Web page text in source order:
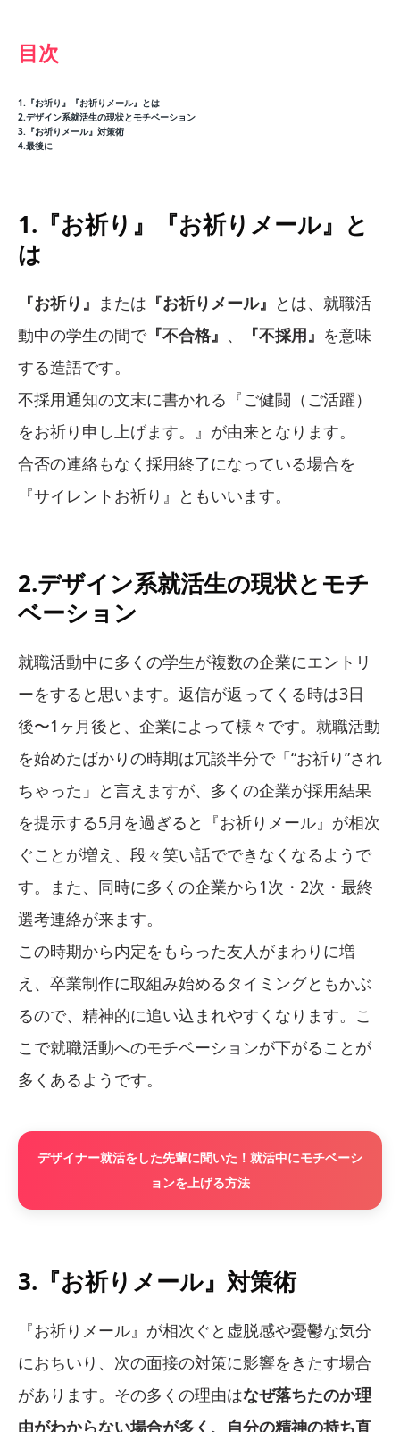
目次
1.『お祈り』『お祈りメール』とは
2.デザイン系就活生の現状とモチベーション
3.『お祈りメール』対策術
4.最後に
1.『お祈り』『お祈りメール』と
は
『お祈り』 または 『お祈りメール』 とは、就職活
動中の学生の間で『不合格』 、 『不採用』 を意味
する造語です。
不採用通知の文末に書かれる『ご健闘（ご活躍）
をお祈り申し上げます。』が由来となります。
合否の連絡もなく採用終了になっている場合を
『サイレントお祈り』ともいいます。
2.デザイン系就活生の現状とモチ
ベーション
就職活動中に多くの学生が複数の企業にエントリ
ーをすると思います。返信が返ってくる時は3日
後〜1ヶ月後と、企業によって様々です。就職活動
を始めたばかりの時期は冗談半分で「“お祈り”され
ちゃった」と言えますが、多くの企業が採用結果
を提示する5月を過ぎると『お祈りメール』が相次
ぐことが増え、段々笑い話でできなくなるようで
す。また、同時に多くの企業から1次・2次・最終
選考連絡が来ます。
この時期から内定をもらった友人がまわりに増
え、卒業制作に取組み始めるタイミングともかぶ
るので、精神的に追い込まれやすくなります。こ
こで就職活動へのモチベーションが下がることが
多くあるようです。
デザイナー就活をした先輩に聞いた！就活中にモチベーシ
ョンを上げる方法
3.『お祈りメール』対策術
『お祈りメール』が相次ぐと虚脱感や憂鬱な気分
におちいり、次の面接の対策に影響をきたす場合
があります。その多くの理由はなぜ落ちたのか理
由がわからない場合が多く、自分の精神の持ち直